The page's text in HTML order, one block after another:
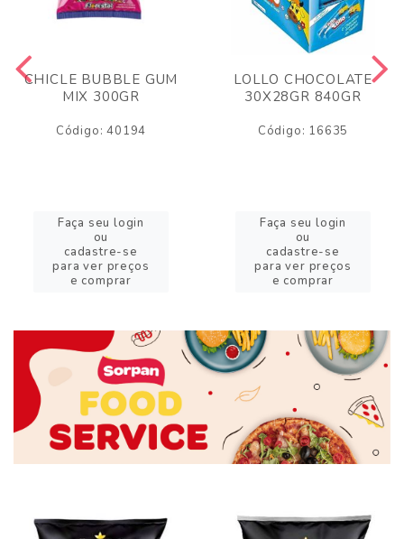
CHICLE BUBBLE GUM
MIX 300GR
Código: 40194
Faça seu login
ou
cadastre-se
para ver preços
e comprar
LOLLO CHOCOLATE
30X28GR 840GR
Código: 16635
Faça seu login
ou
cadastre-se
para ver preços
e comprar